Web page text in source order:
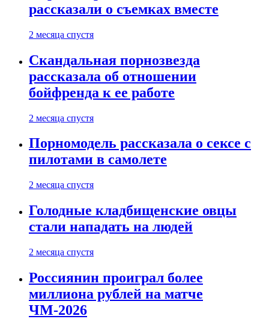
рассказали о съемках вместе
2 месяца спустя
Скандальная порнозвезда
рассказала об отношении
бойфренда к ее работе
2 месяца спустя
Порномодель рассказала о сексе с
пилотами в самолете
2 месяца спустя
Голодные кладбищенские овцы
стали нападать на людей
2 месяца спустя
Россиянин проиграл более
миллиона рублей на матче
ЧМ-2026